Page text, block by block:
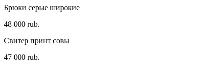
Брюки серые широкие
48 000 rub.
Свитер принт совы
47 000 rub.